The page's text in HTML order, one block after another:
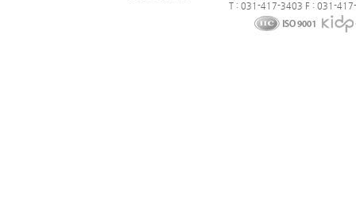
T : 031-417-3403 F : 031-